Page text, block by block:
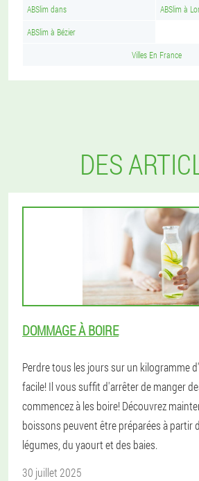
ABSlim dans ABSlim à
ABSlim à Bézier
Villes En France
DES
DOMMAGE À BOIRE
Perdre tous les jours sur un kilogramme
facile! Il vous suffit d'arrêter de manger
commencez à les boire! Découvrez
boissons peuvent être préparées à partir
légumes, du yaourt et des baies.
30 juillet 2025